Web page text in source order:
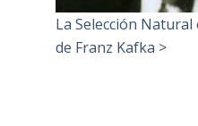
La Selección
de Franz Kafka >